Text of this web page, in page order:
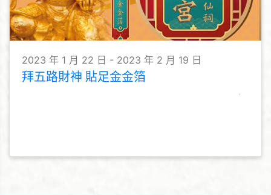
2023 年 1 月 22 日 - 2023 年 2 月 19 日
拜五路財神 貼足金金箔